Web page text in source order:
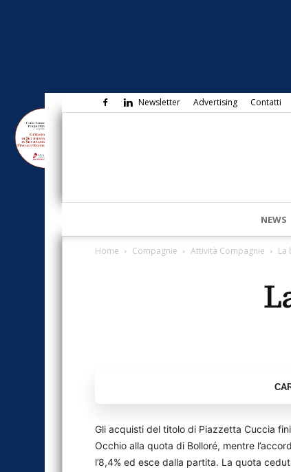
Newsletter Advertising Contatti
NEWS
Home Compagnie Attività Compagnie La
Gli acquisti del titolo di Piazzetta Cuccia
Occhio alla quota di Bolloré, mentre
l’8,4% ed esce dalla partita. La quota